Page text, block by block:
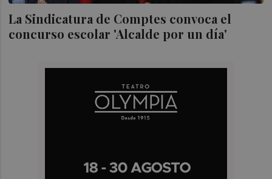
La Sindicatura de Comptes convoca el
concurso escolar 'Alcalde por un día'